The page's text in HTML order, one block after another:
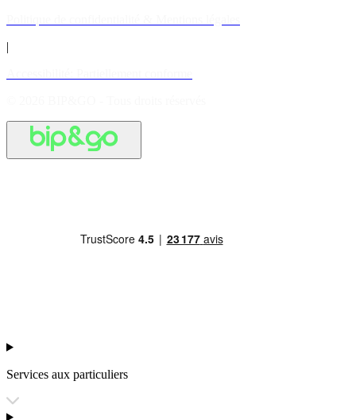
|
Services aux particuliers